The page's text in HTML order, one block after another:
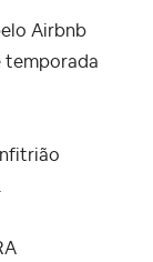
Airbnb
temporada